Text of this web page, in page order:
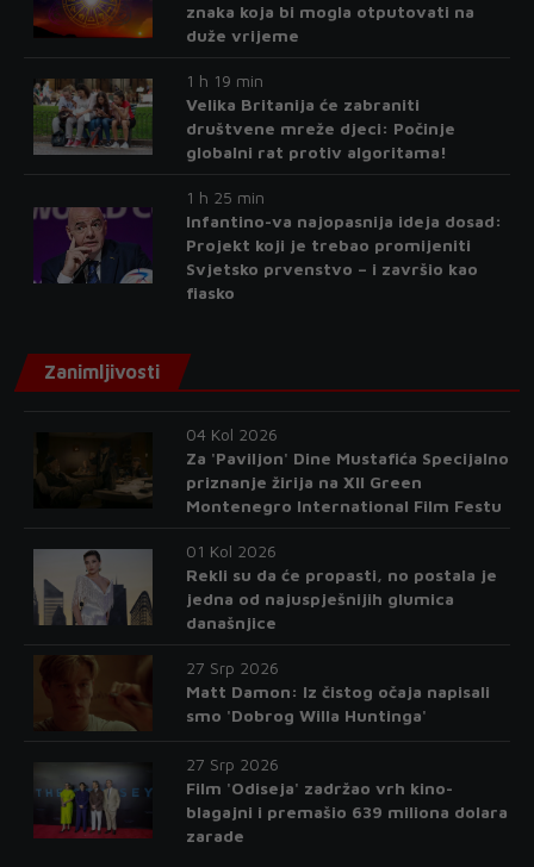
znaka koja bi mogla otputovati na
duže vrijeme
1 h 19 min
Velika Britanija će zabraniti
društvene mreže djeci: Počinje
globalni rat protiv algoritama!
1 h 25 min
Infantino-va najopasnija ideja dosad:
Projekt koji je trebao promijeniti
Svjetsko prvenstvo – i završio kao
fiasko
Zanimljivosti
04 Kol 2026
Za 'Paviljon' Dine Mustafića Specijalno
priznanje žirija na XII Green
Montenegro International Film Festu
01 Kol 2026
Rekli su da će propasti, no postala je
jedna od najuspješnijih glumica
današnjice
27 Srp 2026
Matt Damon: Iz čistog očaja napisali
smo 'Dobrog Willa Huntinga'
27 Srp 2026
Film 'Odiseja' zadržao vrh kino-
blagajni i premašio 639 miliona dolara
zarade